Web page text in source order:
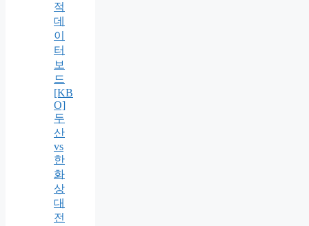
적
데
이
터
보
드
[KB
O]
두
산
vs
한
화
상
대
전